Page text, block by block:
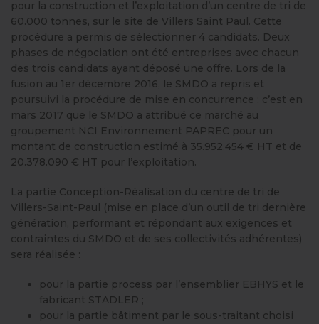
pour la construction et l’exploitation d’un centre de tri de
60.000 tonnes, sur le site de Villers Saint Paul. Cette
procédure a permis de sélectionner 4 candidats. Deux
phases de négociation ont été entreprises avec chacun
des trois candidats ayant déposé une offre. Lors de la
fusion au 1er décembre 2016, le SMDO a repris et
poursuivi la procédure de mise en concurrence ; c’est en
mars 2017 que le SMDO a attribué ce marché au
groupement NCI Environnement PAPREC pour un
montant de construction estimé à 35.952.454 € HT et de
20.378.090 € HT pour l’exploitation.
La partie Conception-Réalisation du centre de tri de
Villers-Saint-Paul (mise en place d’un outil de tri dernière
génération, performant et répondant aux exigences et
contraintes du SMDO et de ses collectivités adhérentes)
sera réalisée :
pour la partie process par l’ensemblier EBHYS et le
fabricant STADLER ;
pour la partie bâtiment par le sous-traitant choisi